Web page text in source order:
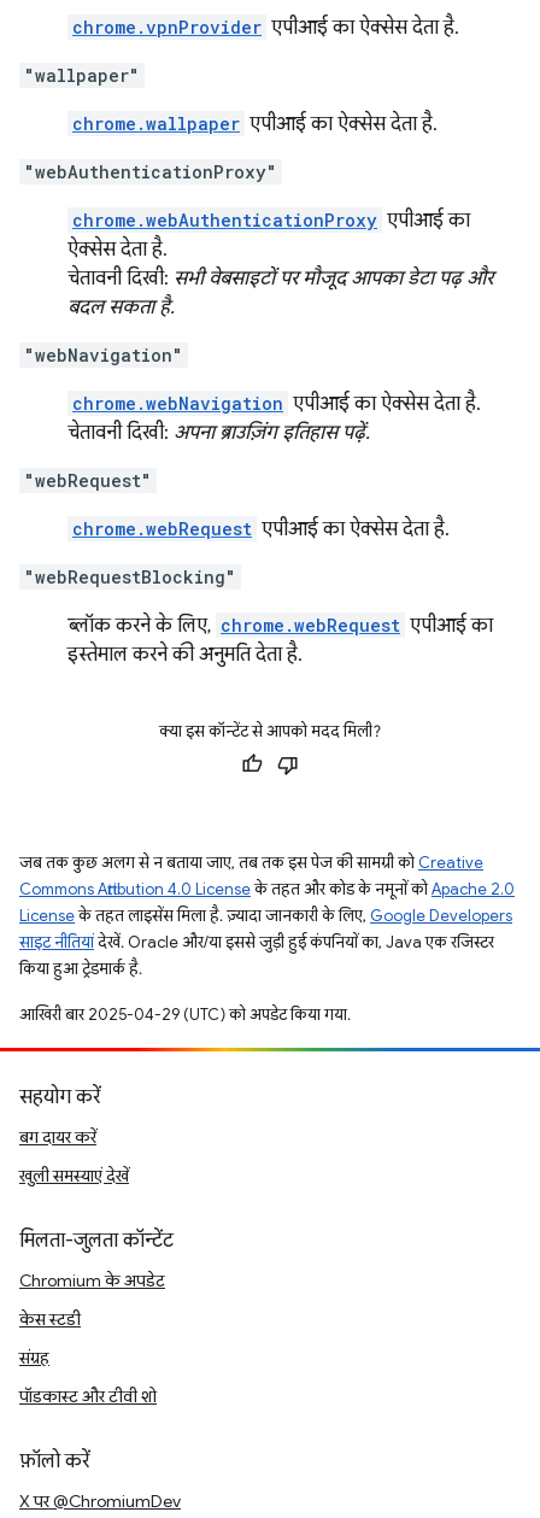
chrome.vpnProvider एपीआई का ऐक्सेस देता है.
"wallpaper"
chrome.wallpaper एपीआई का ऐक्सेस देता है.
"webAuthenticationProxy"
chrome.webAuthenticationProxy एपीआई का
ऐक्सेस देता है.
चेतावनी दिखी: सभी वेबसाइटों पर मौजूद आपका डेटा पढ़ और
बदल सकता है.
"webNavigation"
chrome.webNavigation एपीआई का ऐक्सेस देता है.
चेतावनी दिखी: अपना ब्राउज़िंग इतिहास पढ़ें.
"webRequest"
chrome.webRequest एपीआई का ऐक्सेस देता है.
"webRequestBlocking"
ब्लॉक करने के लिए, chrome.webRequest एपीआई का
इस्तेमाल करने की अनुमति देता है.
क्या इस कॉन्टेंट से आपको मदद मिली?
जब तक कुछ अलग से न बताया जाए, तब तक इस पेज की सामग्री कोCreative
Commons Attribution 4.0 Licenseके तहत और कोड के नमूनों कोApache 2.0
Licenseके तहत लाइसेंस मिला है. ज़्यादा जानकारी के लिए, Google Developers
साइट नीतियांदेखें. Oracle और/या इससे जुड़ी हुई कंपनियों का, Java एक रजिस्टर
किया हुआ ट्रेडमार्क है.
आखिरी बार 2025-04-29 (UTC) को अपडेट किया गया.
सहयोग करें
बग दायर करें
खुली समस्याएं देखें
मिलता-जुलता कॉन्टेंट
Chromium के अपडेट
केस स्टडी
संग्रह
पॉडकास्ट और टीवी शो
फ़ॉलो करें
X पर @ChromiumDev